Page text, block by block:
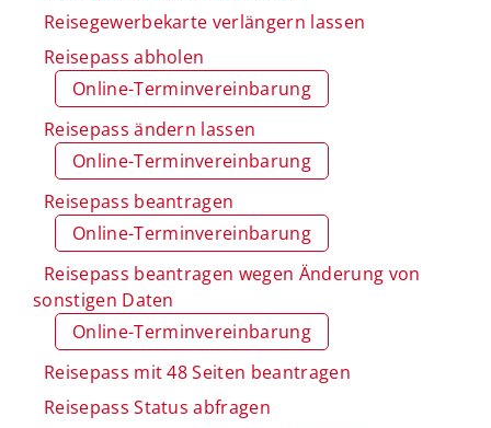
Reisegewerbekarte verlängern lassen
Reisepass abholen
Online-Terminvereinbarung
Reisepass ändern lassen
Online-Terminvereinbarung
Reisepass beantragen
Online-Terminvereinbarung
Reisepass beantragen wegen Änderung von
sonstigen Daten
Online-Terminvereinbarung
Reisepass mit 48 Seiten beantragen
Reisepass Status abfragen